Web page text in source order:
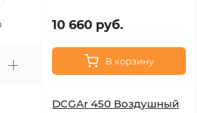
10 660 руб.
В корзину
DCGAr 450 Воздушный